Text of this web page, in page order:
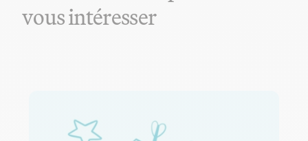
vous intéresser